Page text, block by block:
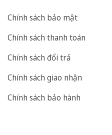
Chính sách bảo mật
Chính sách thanh toán
Chính sách đổi trả
Chính sách giao nhận
Chính sách bảo hành